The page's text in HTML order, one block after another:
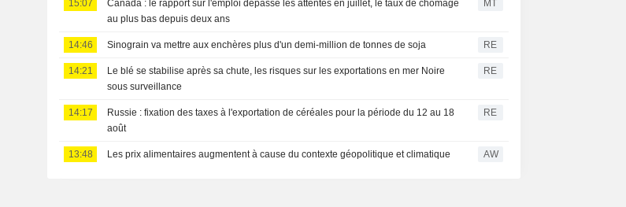
15:07
Canada : le rapport sur l'emploi dépasse les attentes en juillet, le taux de chômage
au plus bas depuis deux ans
MT
14:46 Sinograin va mettre aux enchères plus d'un demi-million de tonnes de soja RE
14:21
Le blé se stabilise après sa chute, les risques sur les exportations en mer Noire
sous surveillance
RE
14:17
Russie : fixation des taxes à l'exportation de céréales pour la période du 12 au 18
août
RE
13:48 Les prix alimentaires augmentent à cause du contexte géopolitique et climatique AW